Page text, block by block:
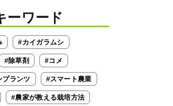
ーワード
#カイガラムシ
#除草剤 #コメ
プランツ #スマート農業
#農家が教える栽培方法